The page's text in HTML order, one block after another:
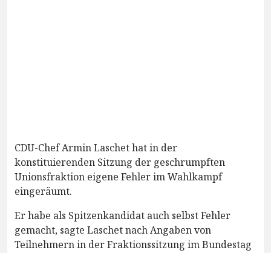
CDU-Chef Armin Laschet hat in der
konstituierenden Sitzung der geschrumpften
Unionsfraktion eigene Fehler im Wahlkampf
eingeräumt.
Er habe als Spitzenkandidat auch selbst Fehler
gemacht, sagte Laschet nach Angaben von
Teilnehmern in der Fraktionssitzung im Bundestag